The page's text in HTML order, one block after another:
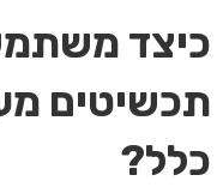
כיצד
תכשיטים
כלל?